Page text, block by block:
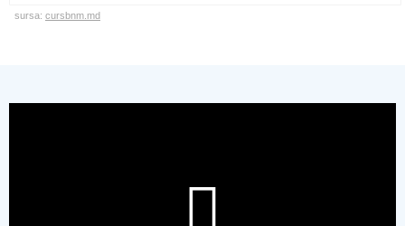
sursa: cursbnm.md